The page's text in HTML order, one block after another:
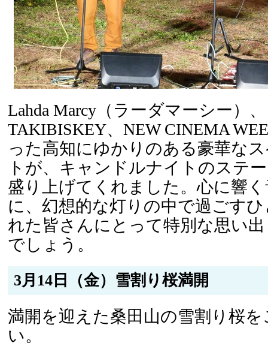
Lahda Marcy（ラーダマーシー）、
TAKIBISKEY、NEW CINEMA
った高知にゆかりのある豪華な
トが、キャンドルナイトのステ
盛り上げてくれました。心に響
に、幻想的な灯りの中で過ごす
れた皆さんにとって特別な思い
でしょう。
3月14日（金）雪割り桜満開
満開を迎えた桑田山の雪割り桜
い。